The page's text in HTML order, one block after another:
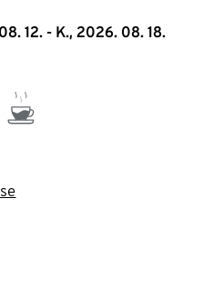
12. - K., 2026. 08. 18.